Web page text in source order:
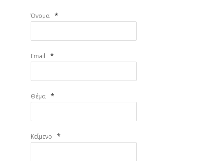
Όνομα *
Email *
Θέμα *
Κείμενο *